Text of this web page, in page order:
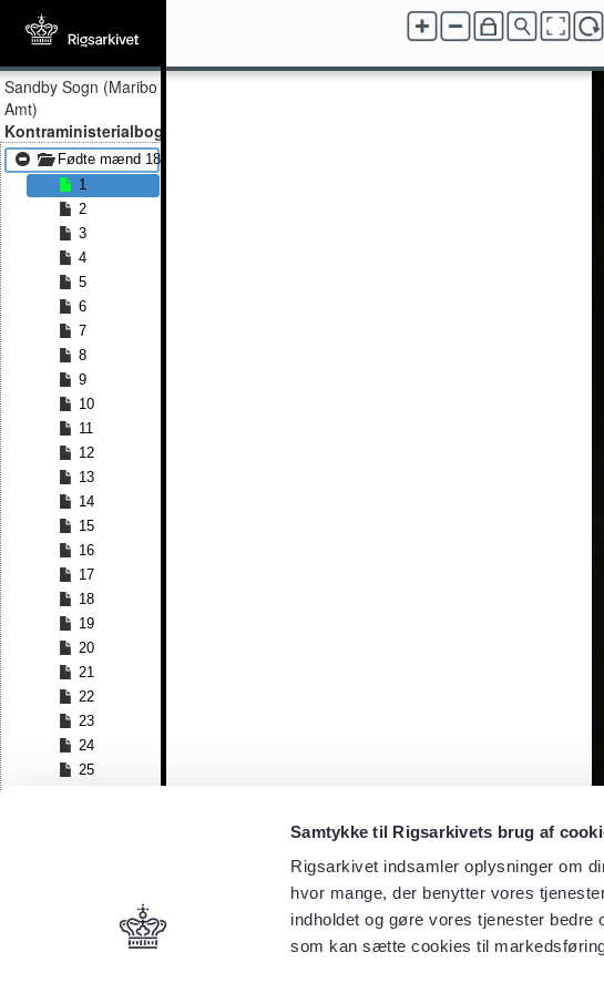
Samtykke til Rigsarkivets brug af
Rigsarkivet indsamler oplysninger om
hvor mange, der benytter vores
indholdet og gøre vores tjenester bedre
som kan sætte cookies til
Sandby Sogn (Maribo
Amt)
Kontraministerialbog
Fødte mænd 1875 - Fødte mænd 1891
1
2
3
4
5
6
7
8
9
10
11
12
13
14
15
16
17
18
19
20
21
22
23
24
25